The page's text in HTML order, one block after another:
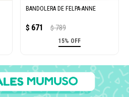
BANDOLERA DE FELPA-ANNE
$ 671 $ 789
15% OFF